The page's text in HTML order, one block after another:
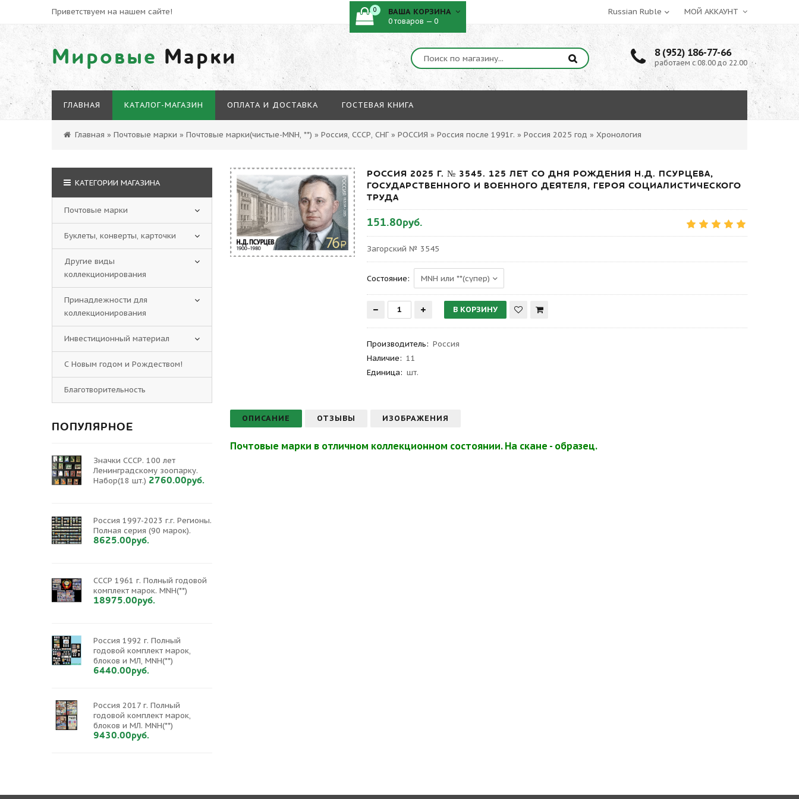
Приветствуем на нашем сайте! МОЙ АККАУНТ
Мировые Марки 8 (952) 186-77-66
работаем с 08.00 до 22.00
0 ВАША КОРЗИНА
0 товаров — 0
ГЛАВНАЯ КАТАЛОГ-МАГАЗИН ОПЛАТА И ДОСТАВКА ГОСТЕВАЯ КНИГА
Главная » Почтовые марки » Почтовые марки(чистые-MNH, **) » Россия, СССР, СНГ » РОССИЯ » Россия после 1991г. » Россия 2025 год » Хронология
РОССИЯ 2025 Г. № 3545. 125 ЛЕТ СО ДНЯ РОЖДЕНИЯ Н.Д. ПСУРЦЕВА,
ГОСУДАРСТВЕННОГО И ВОЕННОГО ДЕЯТЕЛЯ, ГЕРОЯ СОЦИАЛИСТИЧЕСКОГО
ТРУДА
151.80руб.
Загорский № 3545
Состояние:
Производитель: Россия
Наличие: 11
Единица: шт.
ОПИСАНИЕ ОТЗЫВЫ ИЗОБРАЖЕНИЯ
Почтовые марки в отличном коллекционном состоянии. На скане - образец.
КАТЕГОРИИ МАГАЗИНА
Почтовые марки
Буклеты, конверты, карточки
Другие виды
коллекционирования
Принадлежности для
коллекционирования
Инвестиционный материал
С Новым годом и Рождеством!
Благотворительность
ПОПУЛЯРНОЕ
Значки СССР. 100 лет
Ленинградскому зоопарку.
Набор(18 шт.) 2760.00руб.
Россия 1997-2023 г.г. Регионы.
Полная серия (90 марок).
8625.00руб.
СССР 1961 г. Полный годовой
комплект марок. MNH(**)
18975.00руб.
Россия 1992 г. Полный
годовой комплект марок,
блоков и МЛ, MNH(**)
6440.00руб.
Россия 2017 г. Полный
годовой комплект марок,
блоков и МЛ. MNH(**)
9430.00руб.